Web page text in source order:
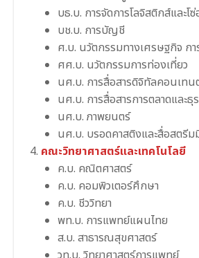
บธ.บ. การจัดการโลจิสติกส์และโ
บช.บ. การบัญชี
ศ.บ. นวัตกรรมทางเศรษฐกิจ กา
ศศ.บ. นวัตกรรมการท่องเที่ยว
นศ.บ. การสื่อสารดิจิทัลคอนเทน
นศ.บ. การสื่อสารการตลาดและ
นศ.บ. ภาพยนตร์
นศ.บ. บรอดคาสติงและสื่อสตรีม
คณะวิทยาศาสตร์และเทคโนโลยี
ค.บ. คณิตศาสตร์
ค.บ. คอมพิวเตอร์ศึกษา
ค.บ. ชีววิทยา
พท.บ. การแพทย์แผนไทย
ส.บ. สาธารณสุขศาสตร์